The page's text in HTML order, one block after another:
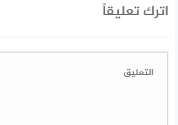
اترك تعليقاً